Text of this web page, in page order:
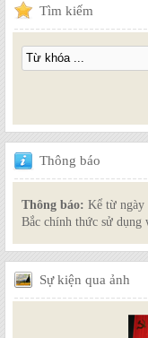
Tìm kiếm
Thông báo
Thông báo: Kể từ ngày
Bắc chính thức sử dụng
Sựkiện qua ảnh